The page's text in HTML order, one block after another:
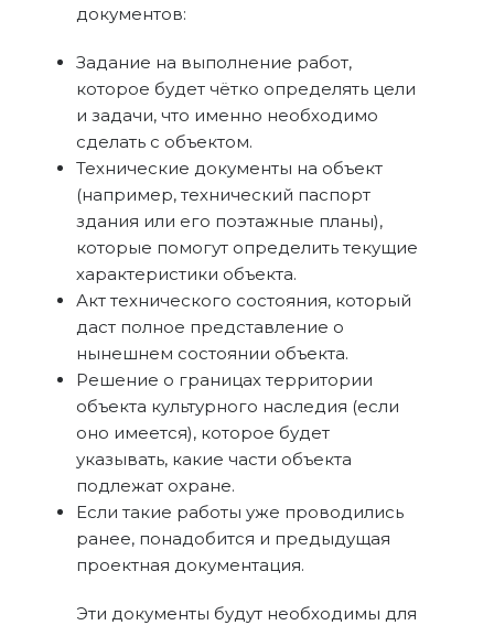
документов:
Задание на выполнение работ,
которое будет чётко определять цели
и задачи, что именно необходимо
сделать с объектом.
Технические документы на объект
(например, технический паспорт
здания или его поэтажные планы),
которые помогут определить текущие
характеристики объекта.
Акт технического состояния, который
даст полное представление о
нынешнем состоянии объекта.
Решение о границах территории
объекта культурного наследия (если
оно имеется), которое будет
указывать, какие части объекта
подлежат охране.
Если такие работы уже проводились
ранее, понадобится и предыдущая
проектная документация.
Эти документы будут необходимы для